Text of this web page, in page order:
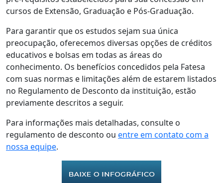
cursos de Extensão, Graduação e Pós-Graduação.
Para garantir que os estudos sejam sua única
preocupação, oferecemos diversas opções de créditos
educativos e bolsas em todas as áreas do
conhecimento. Os benefícios concedidos pela Fatesa
com suas normas e limitações além de estarem listados
no Regulamento de Desconto da instituição, estão
previamente descritos a seguir.
Para informações mais detalhadas, consulte o
regulamento de desconto ou entre em contato com a
nossa equipe.